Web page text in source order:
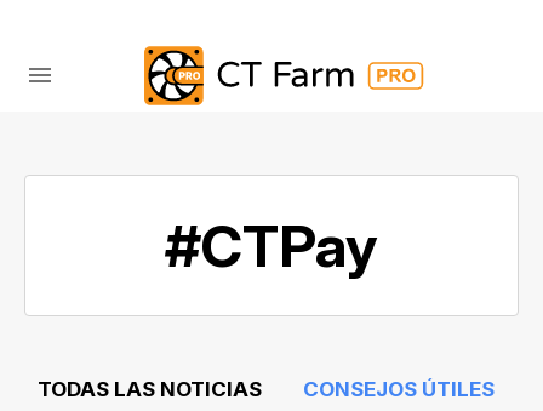
#CTPay
TODAS LAS NOTICIAS CONSEJOS ÚTILES